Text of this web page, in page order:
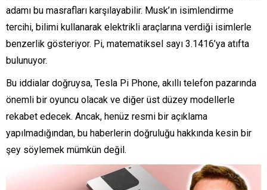
adamı bu masrafları karşılayabilir. Musk’ın isimlendirme
tercihi, bilimi kullanarak elektrikli araçlarına verdiği isimlerle
benzerlik gösteriyor. Pi, matematiksel sayı 3.1416’ya atıfta
bulunuyor.
Bu iddialar doğruysa, Tesla Pi Phone, akıllı telefon pazarında
önemli bir oyuncu olacak ve diğer üst düzey modellerle
rekabet edecek. Ancak, henüz resmi bir açıklama
yapılmadığından, bu haberlerin doğruluğu hakkında kesin bir
şey söylemek mümkün değil.